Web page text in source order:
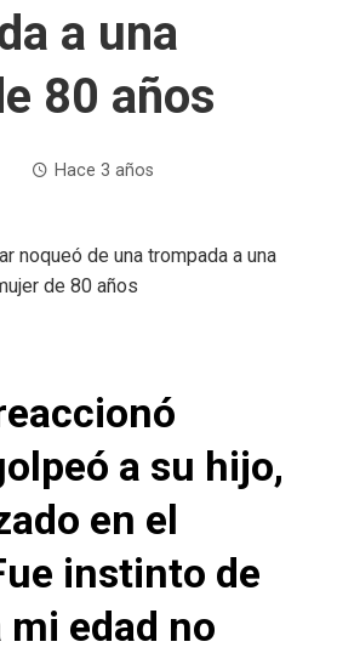
a una
80 años
Hace 3 años
a su hijo,
en el
instinto de
mi edad no